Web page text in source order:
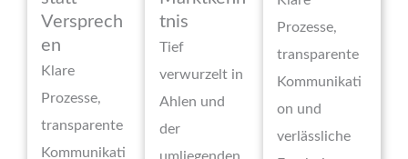
Versprech
en
Klare
Prozesse,
transparente
Kommunikati
tnis
Tief
verwurzelt in
Ahlen und
der
umliegenden
Prozesse,
transparente
Kommunikati
on und
verlässliche